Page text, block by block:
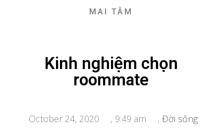
MAI TÂM
Kinh nghiệm chọn
roommate
October 24, 2020 , 9:49 am , Đời sống